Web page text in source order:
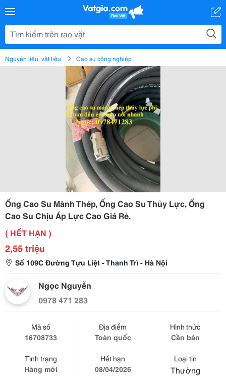
Nguyên liệu, vật liệu Cao su công nghiệp
Ống Cao Su Mành Thép, Ống Cao Su Thủy Lực, Ống
Cao Su Chịu Áp Lực Cao Giá Rẻ.
( HẾT HẠN )
2,55 triệu
Số 109C Đường Tựu Liệt - Thanh Trì - Hà Nội
Ngọc Nguyễn
0978 471 283
Mã số
16708733
Địa điểm
Toàn quốc
Hình thức
Cần bán
Tình trạng
Hàng mới
Hết hạn
08/04/2026
Loại tin
Thường